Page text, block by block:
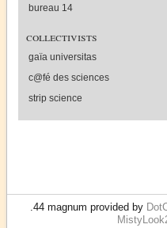
bureau 14
collectivists
gaïa universitas
c@fé des sciences
strip science
.44 magnum provided by